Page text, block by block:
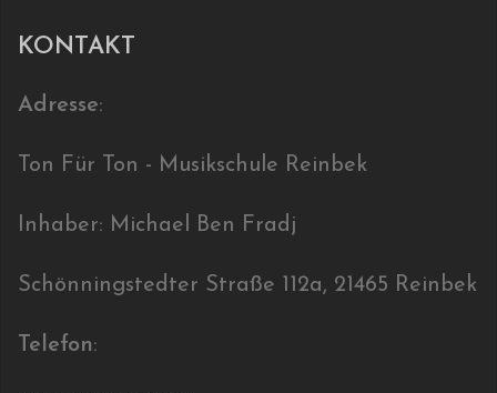
KONTAKT
Adresse:
Ton Für Ton - Musikschule Reinbek
Inhaber: Michael Ben Fradj
Schönningstedter Straße 112a, 21465 Reinbek
Telefon: